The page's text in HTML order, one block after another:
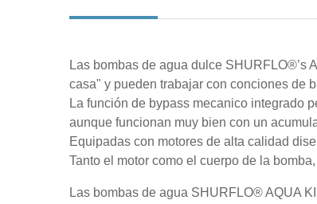
Las bombas de agua dulce SHURFLO®’s
casa" y pueden trabajar con conciones de
La función de bypass mecanico integrado
aunque funcionan muy bien con un
Equipadas con motores de alta calidad
Tanto el motor como el cuerpo de la
Las bombas de agua SHURFLO® AQUA